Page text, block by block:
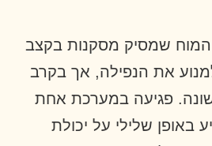
המוח שמסיק מסקנות בקצב
את הנפילה, אך בקרב
פגיעה במערכת אחת
באופן שלילי על יכולת